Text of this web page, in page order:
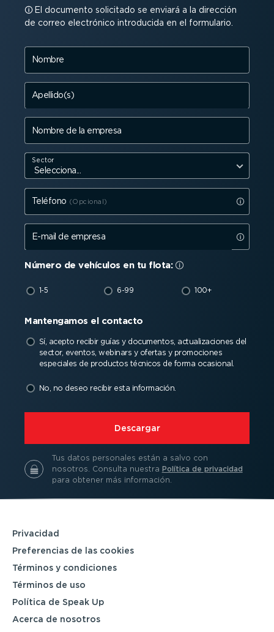
El documento solicitado se enviará a la dirección
de correo electrónico introducida en el formulario.
Nombre
Apellido(s)
Nombre de la empresa
Sector
Teléfono
E-mail de empresa
Número de vehículos en tu flota:
1-5 6-99 100+
Mantengamos el contacto
Sí, acepto recibir guías y documentos, actua­li­za­ciones del
sector, eventos, webinars y ofertas y promociones
especiales de productos técnicos de forma ocasional.
No, no deseo recibir esta información.
⁠Descargar
Tus datos personales están a salvo con
nosotros. Consulta nuestra Política de privacidad
para obtener más información.
Privacidad
Prefe­rencias de las cookies
Términos y condiciones
Términos de uso
Política de Speak Up
Acerca de nosotros